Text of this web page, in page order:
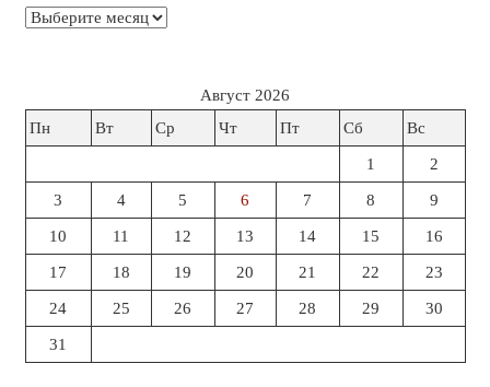
Архивы
Август 2026
Пн
Вт Ср Чт Пт Сб Вс
1 2
3 4 5 6 7 8 9
10 11 12 13 14 15 16
17 18 19 20 21 22 23
24 25 26 27 28 29 30
31